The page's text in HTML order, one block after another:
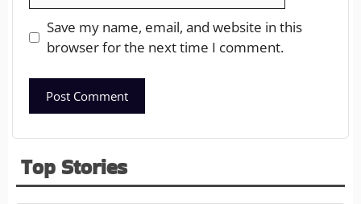
Save my name, email, and website in this
browser for the next time I comment.
Top Stories